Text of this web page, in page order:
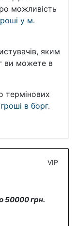
можливість
у м.
яким
ви можете в
термінових
в борг.
50000 грн.
VIP